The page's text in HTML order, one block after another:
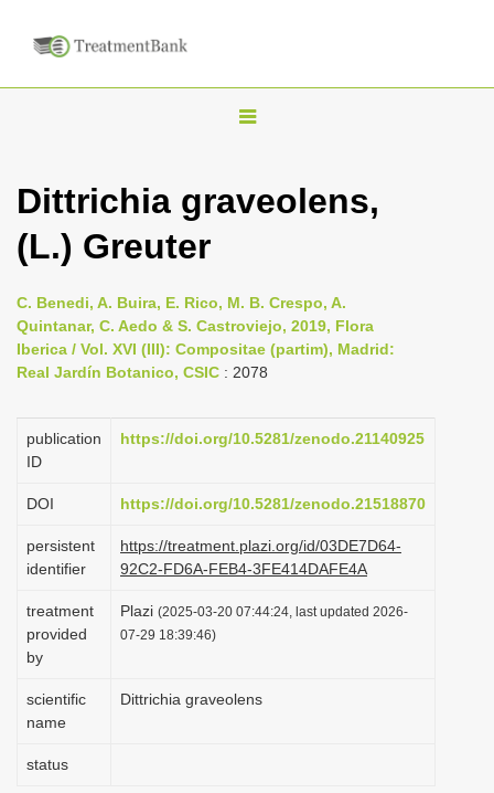
T
g
n
a
v
g
o
n
Dittrichia graveolens,
(L.) Greuter
C. Benedi, A. Buira, E. Rico, M. B. Crespo, A.
Quintanar, C. Aedo & S. Castroviejo, 2019, Flora
Iberica / Vol. XVI (III): Compositae (partim), Madrid:
Real Jardín Botanico, CSIC : 2078
publication
ID
https://doi.org/10.5281/zenodo.21140925
DOI https://doi.org/10.5281/zenodo.21518870
persistent
identifier
https://treatment.plazi.org/id/03DE7D64-
92C2-FD6A-FEB4-3FE414DAFE4A
treatment
provided
by
Plazi (2025-03-20 07:44:24, last updated 2026-
07-29 18:39:46)
scientific
name
Dittrichia graveolens
status